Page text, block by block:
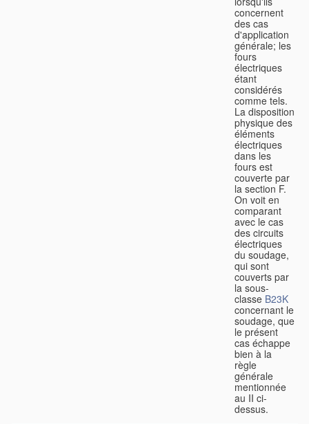
concernent
des cas
d'application
générale; les
fours
électriques
étant
considérés
comme tels.
La disposition
physique des
éléments
électriques
dans les
fours est
couverte par
la section F.
On voit en
comparant
avec le cas
des circuits
électriques
du soudage,
qui sont
couverts par
la sous-
classe B23K
concernant le
soudage, que
le présent
cas échappe
bien à la
règle
générale
mentionnée
au II ci-
dessus.